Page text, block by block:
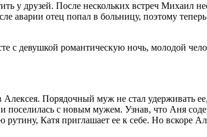
у друзей. После нескольких встреч Михаил
аварии отец попал в больницу, поэтому
с девушкой романтическую ночь, молодой
Порядочный муж не стал удерживать
поселилась с новым мужем. Узнав, что Аня
рутину, Катя приглашает ее к себе. Но вскоре